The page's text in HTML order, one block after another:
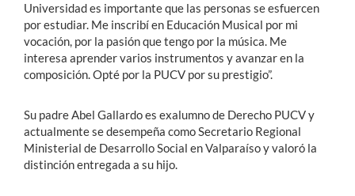
Universidad es importante que las personas se esfuercen
por estudiar. Me inscribí en Educación Musical por mi
vocación, por la pasión que tengo por la música. Me
interesa aprender varios instrumentos y avanzar en la
composición. Opté por la PUCV por su prestigio”.
Su padre Abel Gallardo es exalumno de Derecho PUCV y
actualmente se desempeña como Secretario Regional
Ministerial de Desarrollo Social en Valparaíso y valoró la
distinción entregada a su hijo.